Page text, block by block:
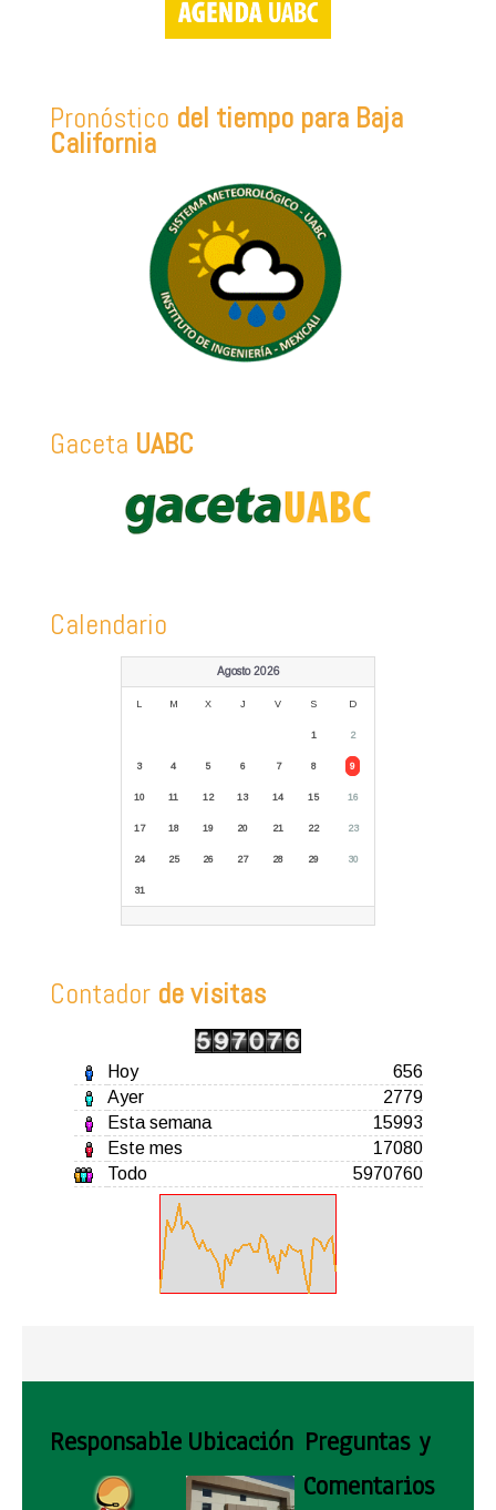
Pronóstico del tiempo para Baja
California
Gaceta UABC
Calendario
Agosto 2026
L M X J V S D
1 2
3 4 5 6 7 8 9
10 11 12 13 14 15 16
17 18 19 20 21 22 23
24 25 26 27 28 29 30
31
Contador de visitas
Hoy
656
Ayer
2779
Esta semana
15993
Este mes
17080
Todo
5970760
Responsable Ubicación Preguntas y
Comentarios